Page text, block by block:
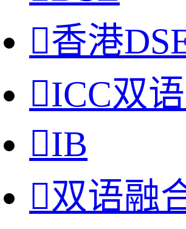
香港
ICC双
IB
双语融